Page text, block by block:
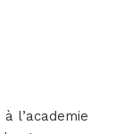
l’academie